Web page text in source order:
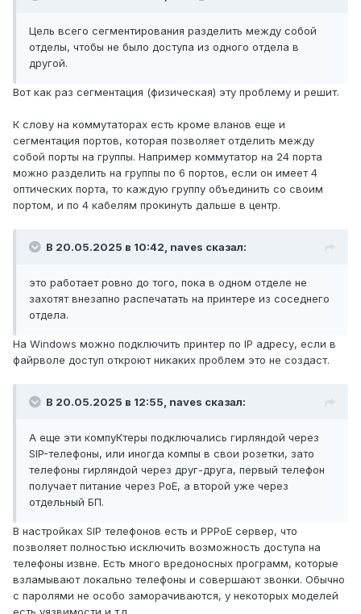
Цель всего сегментирования разделить между собой
отделы, чтобы не было доступа из одного отдела в
другой.
Вот как раз сегментация (физическая) эту проблему и решит.
К слову на коммутаторах есть кроме вланов еще и
сегментация портов, которая позволяет отделить между
собой порты на группы. Например коммутатор на 24 порта
можно разделить на группы по 6 портов, если он имеет 4
оптических порта, то каждую группу объединить со своим
портом, и по 4 кабелям прокинуть дальше в центр.
В 20.05.2025 в 10:42, naves сказал:
это работает ровно до того, пока в одном отделе не
захотят внезапно распечатать на принтере из соседнего
отдела.
На Windows можно подключить принтер по IP адресу, если в
файрволе доступ откроют никаких проблем это не создаст.
В 20.05.2025 в 12:55, naves сказал:
А еще эти компуКтеры подключались гирляндой через
SIP-телефоны, или иногда компы в свои розетки, зато
телефоны гирляндой через друг-друга, первый телефон
получает питание через PoE, а второй уже через
отдельный БП.
В настройках SIP телефонов есть и PPPoE сервер, что
позволяет полностью исключить возможность доступа на
телефоны извне. Есть много вредоносных программ, которые
взламывают локально телефоны и совершают звонки. Обычно
с паролями не особо заморачиваются, у некоторых моделей